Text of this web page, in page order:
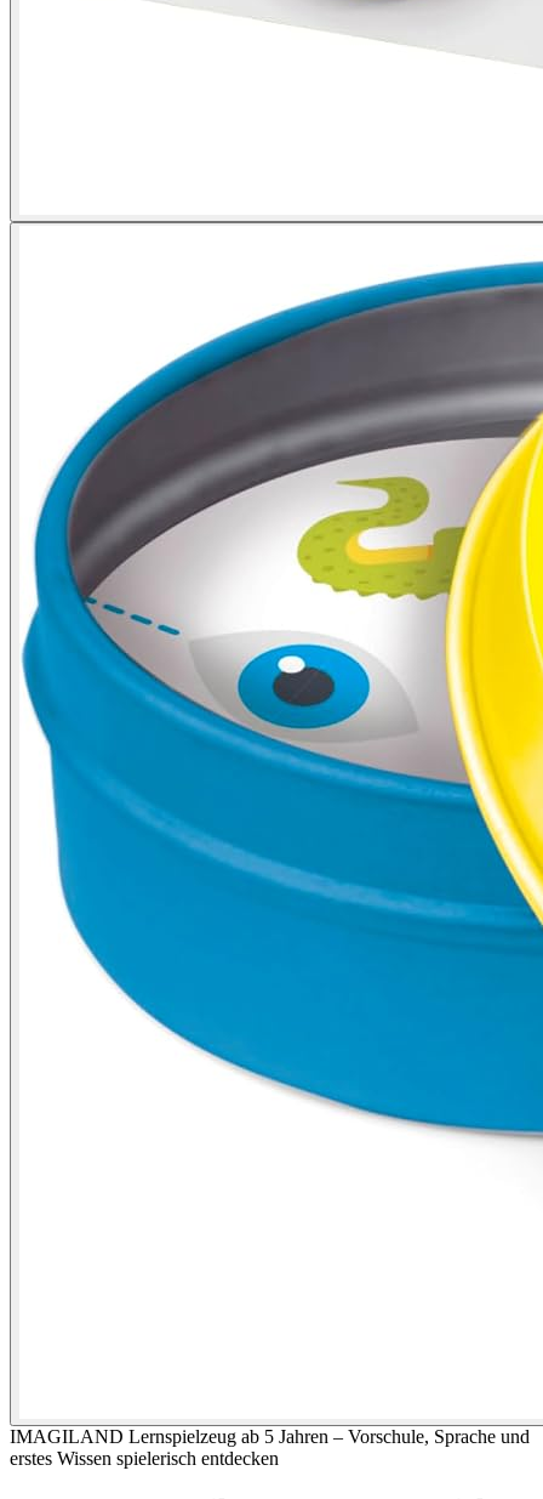
IMAGILAND Lernspielzeug ab 5 Jahren – Vorschule, Sprache und
erstes Wissen spielerisch entdecken